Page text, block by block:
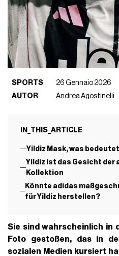
SPORTS
26 Gennaio 2026
AUTOR
Andrea Agostinelli
IN_THIS_ARTICLE
Yildiz Mask, was
Yildiz ist das Gesicht der
Kollektion
Könnte adidas
für Yildiz herstellen?
Sie sind wahrscheinlich in
Foto gestoßen, das in
sozialen Medien kursiert